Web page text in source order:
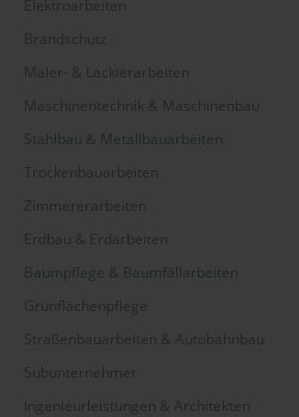
Brandenburg
Hessen
Mecklenburg-Vorpommern
Nordrhein-Westfalen
Saarland
Sachsen
Sachsen-Anhalt
Elektroarbeiten
Brandschutz
Maler- & Lackierarbeiten
Maschinentechnik & Maschinenbau
Stahlbau & Metallbauarbeiten
Trockenbauarbeiten
Zimmererarbeiten
Erdbau & Erdarbeiten
Baumpflege & Baumfällarbeiten
Grünflächenpflege
Straßenbauarbeiten & Autobahnbau
Subunternehmer
Ingenieurleistungen & Architekten